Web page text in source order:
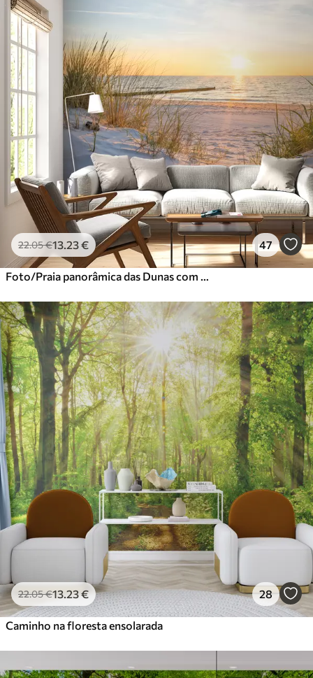
22.05€13 .23€ 47
22.05€13 .23€ 28
Caminho na floresta ensolarada